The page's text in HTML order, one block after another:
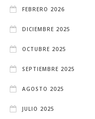
FEBRERO 2026
DICIEMBRE 2025
OCTUBRE 2025
SEPTIEMBRE 2025
AGOSTO 2025
JULIO 2025